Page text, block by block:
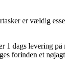
er vældig
1 dags levering
forinden et